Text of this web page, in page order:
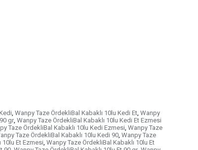
, Wanpy Taze ÖrdekliBal Kabaklı 10lu Kedi Et, Wanpy
gr, Wanpy Taze ÖrdekliBal Kabaklı 10lu Kedi Et Ezmesi
Taze ÖrdekliBal Kabaklı 10lu Kedi Ezmesi, Wanpy Taze
Taze ÖrdekliBal Kabaklı 10lu Kedi 90, Wanpy Taze
10lu Et Ezmesi, Wanpy Taze ÖrdekliBal Kabaklı 10lu Et